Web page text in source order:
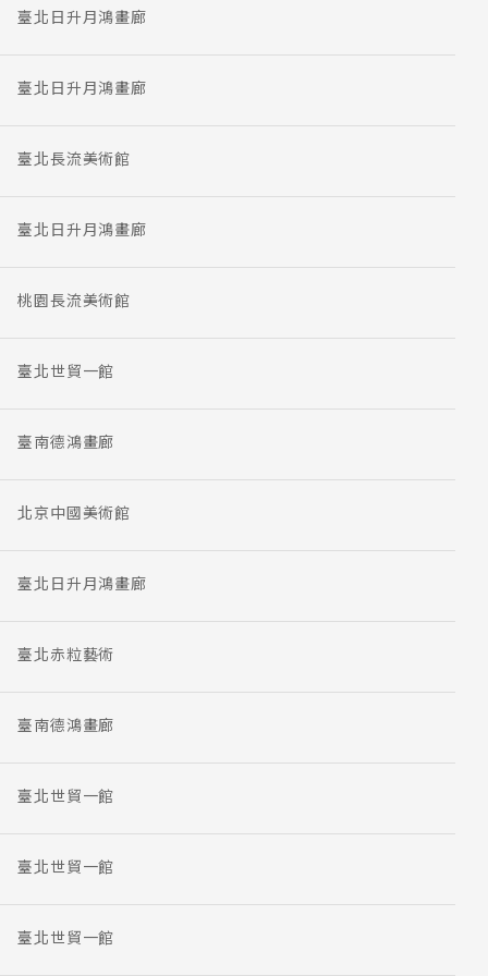
臺北日升月鴻畫廊
臺北日升月鴻畫廊
臺北長流美術館
臺北日升月鴻畫廊
桃園長流美術館
臺北世貿一館
臺南德鴻畫廊
北京中國美術館
臺北日升月鴻畫廊
臺北赤粒藝術
臺南德鴻畫廊
臺北世貿一館
臺北世貿一館
臺北世貿一館